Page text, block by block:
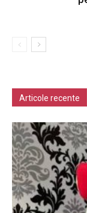
Articole recente